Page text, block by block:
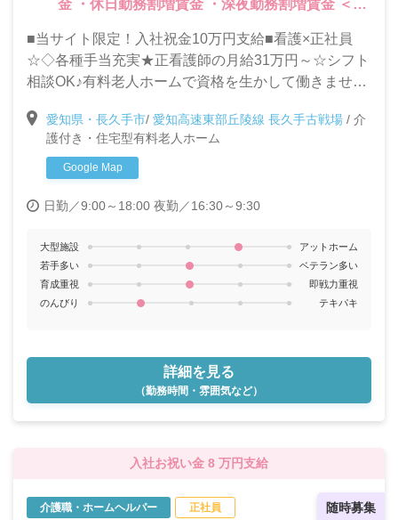
金 ・休日勤務割増賃金 ・深夜勤務割増賃金 ＜そ
改善手当含）
■当サイト限定！入社祝金10万円支給■看護×正社員
☆◇各種手当充実★正看護師の月給31万円～☆シフト
相談OK♪有料老人ホームで資格を生かして働きません
愛知県・長久手市/ 愛知高速東部丘陵線 長久手古戦場 / 介
護付き・住宅型有料老人ホーム
Google Map
日勤／9:00～18:00 夜勤／16:30～9:30
大型施設
アットホーム
若手多い
ベテラン多い
育成重視
即戦力重視
のんびり
テキパキ
詳細を見る
（勤務時間・雰囲気など）
入社お祝い金 8 万円支給
随時募集
介護職・ホームヘルパー 正社員